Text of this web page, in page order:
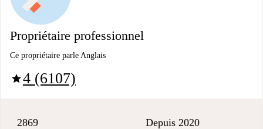
Propriétaire professionnel
Ce propriétaire parle Anglais
star4 (6107)
2869 Depuis 2020